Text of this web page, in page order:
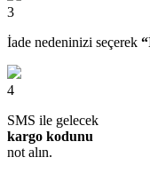
3
İade nedeninizi seçerek
4
SMS ile gelecek
kargo kodunu
not alın.